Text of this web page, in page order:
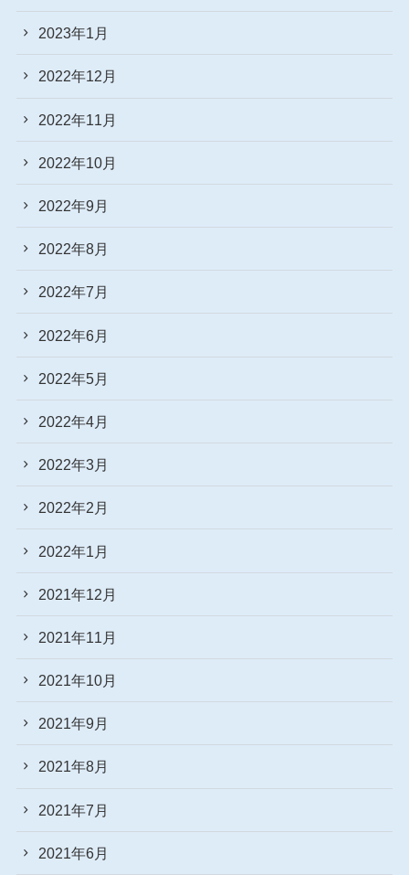
2023年1月
2022年12月
2022年11月
2022年10月
2022年9月
2022年8月
2022年7月
2022年6月
2022年5月
2022年4月
2022年3月
2022年2月
2022年1月
2021年12月
2021年11月
2021年10月
2021年9月
2021年8月
2021年7月
2021年6月